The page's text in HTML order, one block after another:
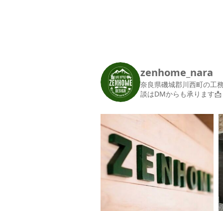
zenhome_nara
奈良県磯城郡川西町の工
談はDMからも承ります📩